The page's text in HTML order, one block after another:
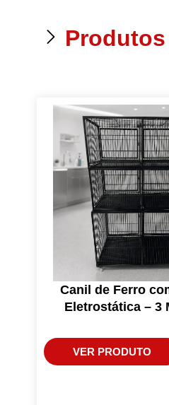
Canil de Ferro
Eletrostática – 3
VER PRODUTO